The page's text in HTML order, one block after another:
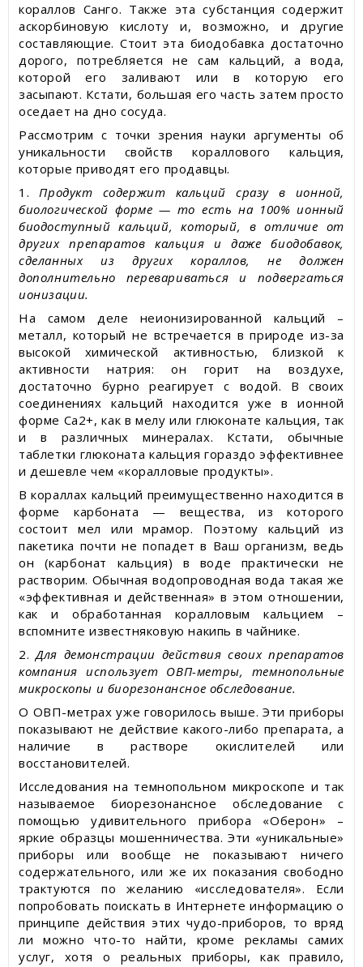
кораллов Санго. Также эта субстанция содержит
аскорбиновую кислоту и, возможно, и другие
составляющие. Стоит эта биодобавка достаточно
дорого, потребляется не сам кальций, а вода,
которой его заливают или в которую его
засыпают. Кстати, большая его часть затем просто
оседает на дно сосуда.
Рассмотрим с точки зрения науки аргументы об
уникальности свойств кораллового кальция,
которые приводят его продавцы.
1.Продукт содержит кальций сразу в ионной,
биологической форме — то есть на 100% ионный
биодоступный кальций, который, в отличие от
других препаратов кальция и даже биодобавок,
сделанных из других кораллов, не должен
дополнительно перевариваться и подвергаться
ионизации.
На самом деле неионизированной кальций –
металл, который не встречается в природе из-за
высокой химической активностью, близкой к
активности натрия: он горит на воздухе,
достаточно бурно реагирует с водой. В своих
соединениях кальций находится уже в ионной
форме Ca2+, как в мелу или глюконате кальция, так
и в различных минералах. Кстати, обычные
таблетки глюконата кальция гораздо эффективнее
и дешевле чем «коралловые продукты».
В кораллах кальций преимущественно находится в
форме карбоната — вещества, из которого
состоит мел или мрамор. Поэтому кальций из
пакетика почти не попадет в Ваш организм, ведь
он (карбонат кальция) в воде практически не
растворим. Обычная водопроводная вода такая же
«эффективная и действенная» в этом отношении,
как и обработанная коралловым кальцием –
вспомните известняковую накипь в чайнике.
2.Для демонстрации действия своих препаратов
компания использует ОВП-метры, темнопольные
микроскопы и биорезонансное обследование.
О ОВП-метрах уже говорилось выше. Эти приборы
показывают не действие какого-либо препарата, а
наличие в растворе окислителей или
восстановителей.
Исследования на темнопольном микроскопе и так
называемое биорезонансное обследование с
помощью удивительного прибора «Оберон» –
яркие образцы мошенничества. Эти «уникальные»
приборы или вообще не показывают ничего
содержательного, или же их показания свободно
трактуются по желанию «исследователя». Если
попробовать поискать в Интернете информацию о
принципе действия этих чудо-приборов, то вряд
ли можно что-то найти, кроме рекламы самих
услуг, хотя о реальных приборы, как правило,